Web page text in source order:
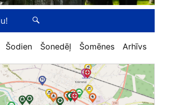
Šodien Šonedēļ Šomēnes Arhīvs